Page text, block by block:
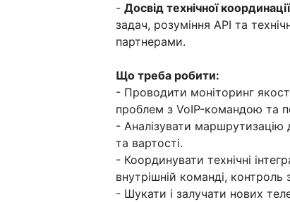
- Досвід технічної
задач, розуміння API та
партнерами.
Що треба робити:
- Проводити моніторинг
проблем з VoIP-командою та
- Аналізувати маршрутизацію
та вартості.
- Координувати технічні
внутрішній команді, контроль
- Шукати і залучати нових